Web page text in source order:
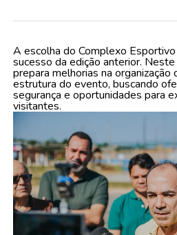
A escolha do Complexo
sucesso da edição anterior.
prepara melhorias na organização
estrutura do evento, buscando
segurança e oportunidades para
visitantes.